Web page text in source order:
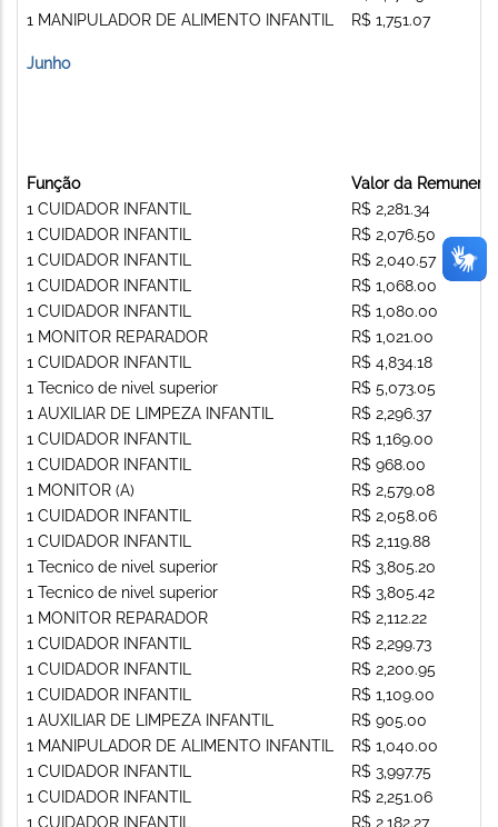
1 MANIPULADOR DE ALIMENTO INFANTIL
R$ 1,751.07
Junho
Função
1 CUIDADOR INFANTIL
1 CUIDADOR INFANTIL
1 CUIDADOR INFANTIL
1 CUIDADOR INFANTIL
1 CUIDADOR INFANTIL
1 MONITOR REPARADOR
1 CUIDADOR INFANTIL
1 Tecnico de nivel superior
1 AUXILIAR DE LIMPEZA INFANTIL
1 CUIDADOR INFANTIL
1 CUIDADOR INFANTIL
1 MONITOR (A)
1 CUIDADOR INFANTIL
1 CUIDADOR INFANTIL
1 Tecnico de nivel superior
1 Tecnico de nivel superior
1 MONITOR REPARADOR
1 CUIDADOR INFANTIL
1 CUIDADOR INFANTIL
1 CUIDADOR INFANTIL
1 AUXILIAR DE LIMPEZA INFANTIL
1 MANIPULADOR DE ALIMENTO INFANTIL
1 CUIDADOR INFANTIL
1 CUIDADOR INFANTIL
1 CUIDADOR INFANTIL
Valor da
R$ 2,281.34
R$ 2,076.50
R$ 2,040.57
R$ 1,068.00
R$ 1,080.00
R$ 1,021.00
R$ 4,834.18
R$ 5,073.05
R$ 2,296.37
R$ 1,169.00
R$ 968.00
R$ 2,579.08
R$ 2,058.06
R$ 2,119.88
R$ 3,805.20
R$ 3,805.42
R$ 2,112.22
R$ 2,299.73
R$ 2,200.95
R$ 1,109.00
R$ 905.00
R$ 1,040.00
R$ 3,997.75
R$ 2,251.06
R$ 2,182.27